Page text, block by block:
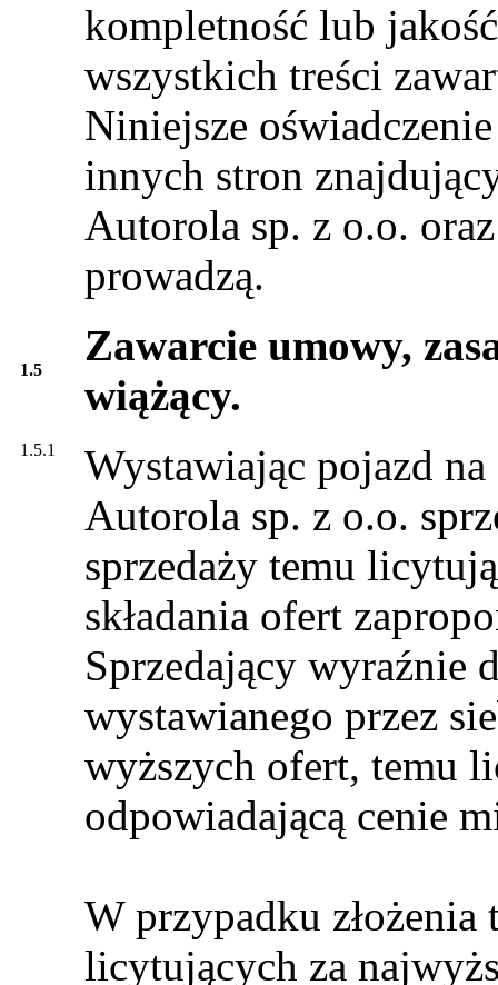
kompletność lub
wszystkich treści
Niniejsze
innych stron
Autorola sp. z o.o.
prowadzą.
1.5
Zawarcie umowy,
wiążący.
1.5.1
Wystawiając pojazd
Autorola sp. z o.o.
sprzedaży temu
składania ofert
Sprzedający wyraźnie
wystawianego przez
wyższych ofert, temu
odpowiadającą cenie
W przypadku
licytujących za